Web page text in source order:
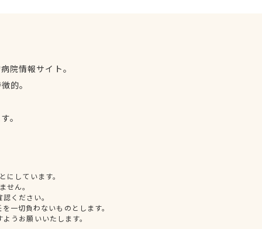
院情報サイト。
的。
。
しています。
せん。
ください。
一切負わないものとします。
うお願いいたします。